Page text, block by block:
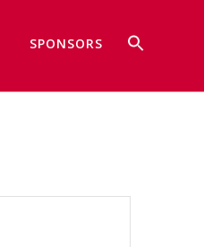
SPONSORS